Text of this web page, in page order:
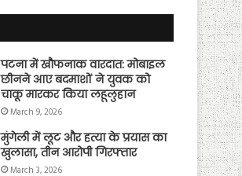
पटना में खौफनाक वारदात: मोबाइल
छीनने आए बदमाशों ने युवक को
चाकू मारकर किया लहूलुहान
March 9, 2026
मुंगेली में लूट और हत्या के प्रयास का
खुलासा, तीन आरोपी गिरफ्तार
March 3, 2026